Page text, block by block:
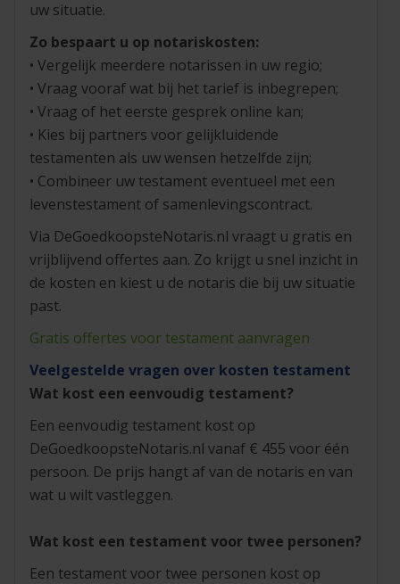
uw situatie.
Zo bespaart u op notariskosten:
• Vergelijk meerdere notarissen in uw regio;
• Vraag vooraf wat bij het tarief is inbegrepen;
• Vraag of het eerste gesprek online kan;
• Kies bij partners voor gelijkluidende
testamenten als uw wensen hetzelfde zijn;
• Combineer uw testament eventueel met een
levenstestament of samenlevingscontract.
Via DeGoedkoopsteNotaris.nl vraagt u gratis en
vrijblijvend offertes aan. Zo krijgt u snel inzicht in
de kosten en kiest u de notaris die bij uw situatie
past.
Gratis offertes voor testament aanvragen
Veelgestelde vragen over kosten testament
Wat kost een eenvoudig testament?
Een eenvoudig testament kost op
DeGoedkoopsteNotaris.nl vanaf € 455 voor één
persoon. De prijs hangt af van de notaris en van
wat u wilt vastleggen.
Wat kost een testament voor twee personen?
Een testament voor twee personen kost op